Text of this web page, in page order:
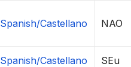
Spanish/Castellano NAO
Spanish/Castellano SEu